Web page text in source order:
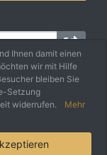
×
Kundenkonto
Weiss IT Services
Ihnen damit einen
wir mit Hilfe
bleiben Sie
Setzung
widerrufen.
Mehr